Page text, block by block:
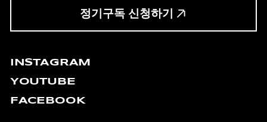
정기구독 신청하기
INSTAGRAM
YOUTUBE
FACEBOOK